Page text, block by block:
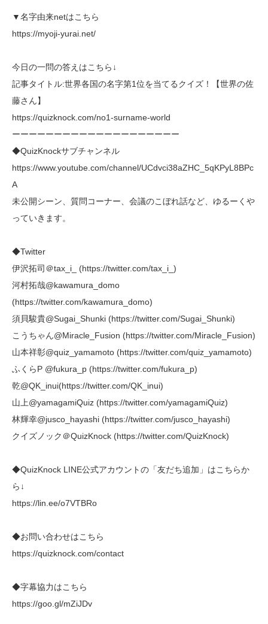
▼名字由来netはこちら
https://myoji-yurai.net/
今日の一問の答えはこちら↓
記事タイトル:世界各国の名字第1位を当てるクイズ！【世界の佐
藤さん】
https://quizknock.com/no1-surname-world
ーーーーーーーーーーーーーーーーーーーー
◆QuizKnockサブチャンネル
https://www.youtube.com/channel/UCdvci38aZHC_5qKPyL8BPc
A
未公開シーン、質問コーナー、会議のこぼれ話など、ゆるーくや
っていきます。
◆Twitter
伊沢拓司＠tax_i_ (https://twitter.com/tax_i_)
河村拓哉@kawamura_domo
(https://twitter.com/kawamura_domo)
須貝駿貴@Sugai_Shunki (https://twitter.com/Sugai_Shunki)
こうちゃん@Miracle_Fusion (https://twitter.com/Miracle_Fusion)
山本祥彰@quiz_yamamoto (https://twitter.com/quiz_yamamoto)
ふくらP @fukura_p (https://twitter.com/fukura_p)
乾@QK_inui(https://twitter.com/QK_inui)
山上@yamagamiQuiz (https://twitter.com/yamagamiQuiz)
林輝幸@jusco_hayashi (https://twitter.com/jusco_hayashi)
クイズノック＠QuizKnock (https://twitter.com/QuizKnock)
◆QuizKnock LINE公式アカウントの「友だち追加」はこちらか
ら↓
https://lin.ee/o7VTBRo
◆お問い合わせはこちら
https://quizknock.com/contact
◆字幕協力はこちら
https://goo.gl/mZiJDv